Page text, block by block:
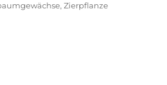
,Zierpflanze